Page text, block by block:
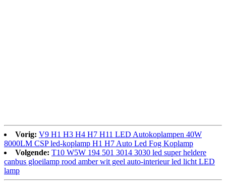
Vorig: V9 H1 H3 H4 H7 H11 LED Autokoplampen 40W
8000LM CSP led-koplamp H1 H7 Auto Led Fog Koplamp
Volgende: T10 W5W 194 501 3014 3030 led super heldere
canbus gloeilamp rood amber wit geel auto-interieur led licht LED
lamp